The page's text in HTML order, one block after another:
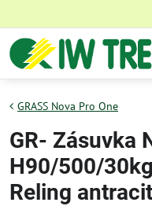
GRASS Nova Pro One
GR- Zásuvka
H90/500/
Reling antracit